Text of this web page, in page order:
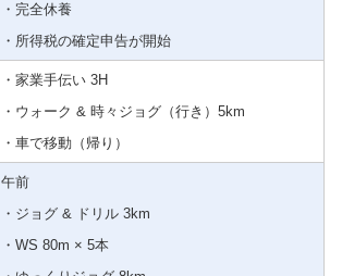
・完全休養
・所得税の確定申告が開始
・家業手伝い 3H
・ウォーク & 時々ジョグ（行き）5km
・車で移動（帰り）
午前
・ジョグ & ドリル 3km
・WS 80m × 5本